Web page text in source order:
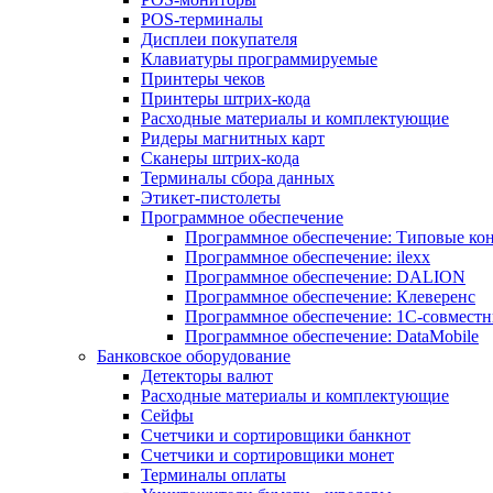
POS-терминалы
Дисплеи покупателя
Клавиатуры программируемые
Принтеры чеков
Принтеры штрих-кода
Расходные материалы и комплектующие
Ридеры магнитных карт
Сканеры штрих-кода
Терминалы сбора данных
Этикет-пистолеты
Программное обеспечение
Программное обеспечение: Типовые
Программное обеспечение: ilexx
Программное обеспечение: DALION
Программное обеспечение: Клеверенс
Программное обеспечение: 1С-
Программное обеспечение: DataMobile
Банковское оборудование
Детекторы валют
Расходные материалы и комплектующие
Сейфы
Счетчики и сортировщики банкнот
Счетчики и сортировщики монет
Терминалы оплаты